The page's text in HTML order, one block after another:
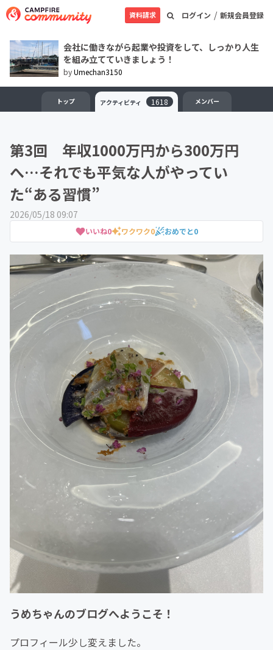
ログイン / 新規会員登録
資料請求
会社に働きながら起業や投資をして、しっかり人生
を組み立てていきましょう！
byUmechan3150
トップ アクティビティ 1618 メンバー
第3回 年収1000万円から300万円
へ…それでも平気な人がやってい
た“ある習慣”
2026/05/18 09:07
いいね0 ワクワク0 おめでと0
うめちゃんのブログへようこそ！
プロフィール少し変えました。